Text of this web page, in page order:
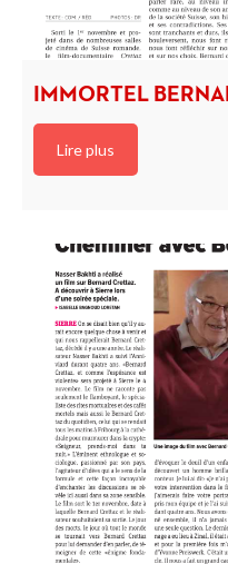
IMMORTEL
Lire plus